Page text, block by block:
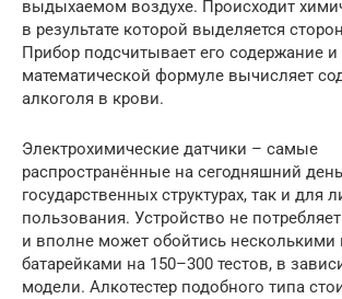
выдыхаемом воздухе. Происходит
в результате которой выделяется
Прибор подсчитывает его содержание и
математической формуле вычисляет
алкоголя в крови.
Электрохимические датчики – самые
распространённые на сегодняшний
государственных структурах, так и для
пользования. Устройство не
и вполне может обойтись
батарейками на 150–300 тестов, в
модели. Алкотестер подобного типа